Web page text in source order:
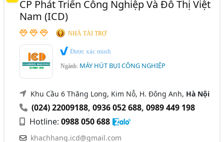
CP Phát Triển Công Nghiệp Và Đô Thị Việt
Nam (ICD)
NHÀ TÀI TRỢ
Được xác minh
Ngành: MÁY HÚT BỤI CÔNG NGHIỆP
Khu Cầu 6 Thăng Long, Kim Nỗ, H. Đông Anh, Hà Nội
(024) 22009188,0936 052 688,0989 449 198
Hotline:0988 050 688
khachhang.icd@gmail.com